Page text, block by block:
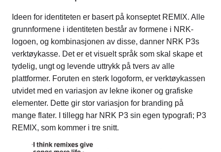
Ideen for identiteten er basert på konseptet REMIX. Alle
grunnformene i identiteten består av formene i NRK-
logoen, og kombinasjonen av disse, danner NRK P3s
verktøykasse. Det er et visuelt språk som skal skape et
tydelig, ungt og levende uttrykk på tvers av alle
plattformer. Foruten en sterk logoform, er verktøykassen
utvidet med en variasjon av lekne ikoner og grafiske
elementer. Dette gir stor variasjon for branding på
mange flater. I tillegg har NRK P3 sin egen typografi; P3
REMIX, som kommer i tre snitt.